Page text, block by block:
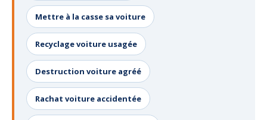
Mettre à la casse sa voiture
Recyclage voiture usagée
Destruction voiture agréé
Rachat voiture accidentée